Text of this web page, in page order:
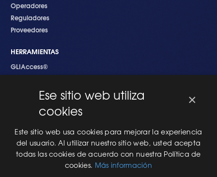
Operadores
Reguladores
Proveedores
HERRAMIENTAS
GLIAccess®
EMPEZANDO
Nuevo en GLI
Nuevo Software
Una Nueva Máquina
Modificaciones al Software
Modificaciones al Hardware
×
Ese sitio web utiliza
cookies
Este sitio web usa cookies para mejorar la experiencia
del usuario. Al utilizar nuestro sitio web, usted acepta
todas las cookies de acuerdo con nuestra Política de
cookies. Más información